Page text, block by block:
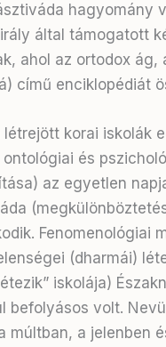
hagyomány
által támogatott
ahol az ortodox ág,
című enciklopédiát
korai iskolák
és
az egyetlen
Fenomenológiai
(dharmái)
iskolája)
befolyásos volt.
múltban, a jelenben